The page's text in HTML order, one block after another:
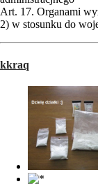
Art. 17. Organami
2) w stosunku do
kkraq